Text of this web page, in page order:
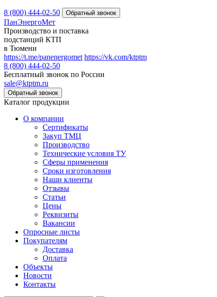
8 (800) 444-02-50
ПанЭнергоМет
Производство и поставка
подстанций КТП
в Тюмени
https://t.me/panenergomet https://vk.com/ktptm
8 (800) 444-02-50
Бесплатный звонок по России
sale@ktptm.ru
Каталог продукции
О компании
Сертификаты
Закуп ТМЦ
Производство
Технические условия ТУ
Сферы применения
Сроки изготовления
Наши клиенты
Отзывы
Статьи
Цены
Реквизиты
Вакансии
Опросные листы
Покупателям
Доставка
Оплата
Объекты
Новости
Контакты